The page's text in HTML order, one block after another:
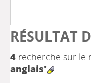
RÉSULTAT
4 recherche sur le
anglais'